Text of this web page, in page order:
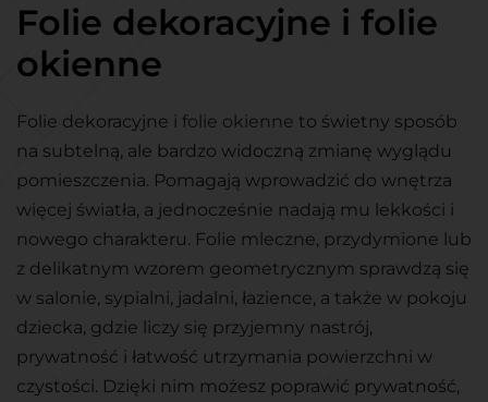
Folie dekoracyjne i folie
okienne
Folie dekoracyjne i folie okienne to świetny sposób
na subtelną, ale bardzo widoczną zmianę wyglądu
pomieszczenia. Pomagają wprowadzić do wnętrza
więcej światła, a jednocześnie nadają mu lekkości i
nowego charakteru. Folie mleczne, przydymione lub
z delikatnym wzorem geometrycznym sprawdzą się
w salonie, sypialni, jadalni, łazience, a także w pokoju
dziecka, gdzie liczy się przyjemny nastrój,
prywatność i łatwość utrzymania powierzchni w
czystości. Dzięki nim możesz poprawić prywatność,